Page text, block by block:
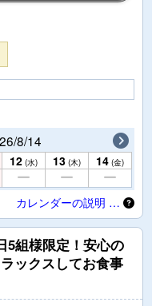
8/14
12 (水) 13 (木) 14 (金)
カレンダーの説明 …
5組様限定！安心の
ックスしてお食事